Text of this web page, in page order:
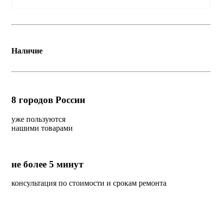
Наличие
8 городов России
уже пользуются
нашими товарами
не более 5 минут
консультация по стоимости и срокам ремонта